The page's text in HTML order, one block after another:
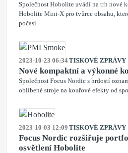
Společnost Hobolite uvádí na trh nové
Hobolite Mini-X pro tvůrce obsahu,
počasí.
2023-10-23 06:34TISKOVÉ ZPRÁVY
Nové kompaktní a výkonné
Společnost Focus Nordic s hrdostí
oblíbené stroje na kouřové efekty od
2023-10-03 12:09 TISKOVÉ ZPRÁVY
Focus Nordic rozšiřuje
osvětlení Hobolite